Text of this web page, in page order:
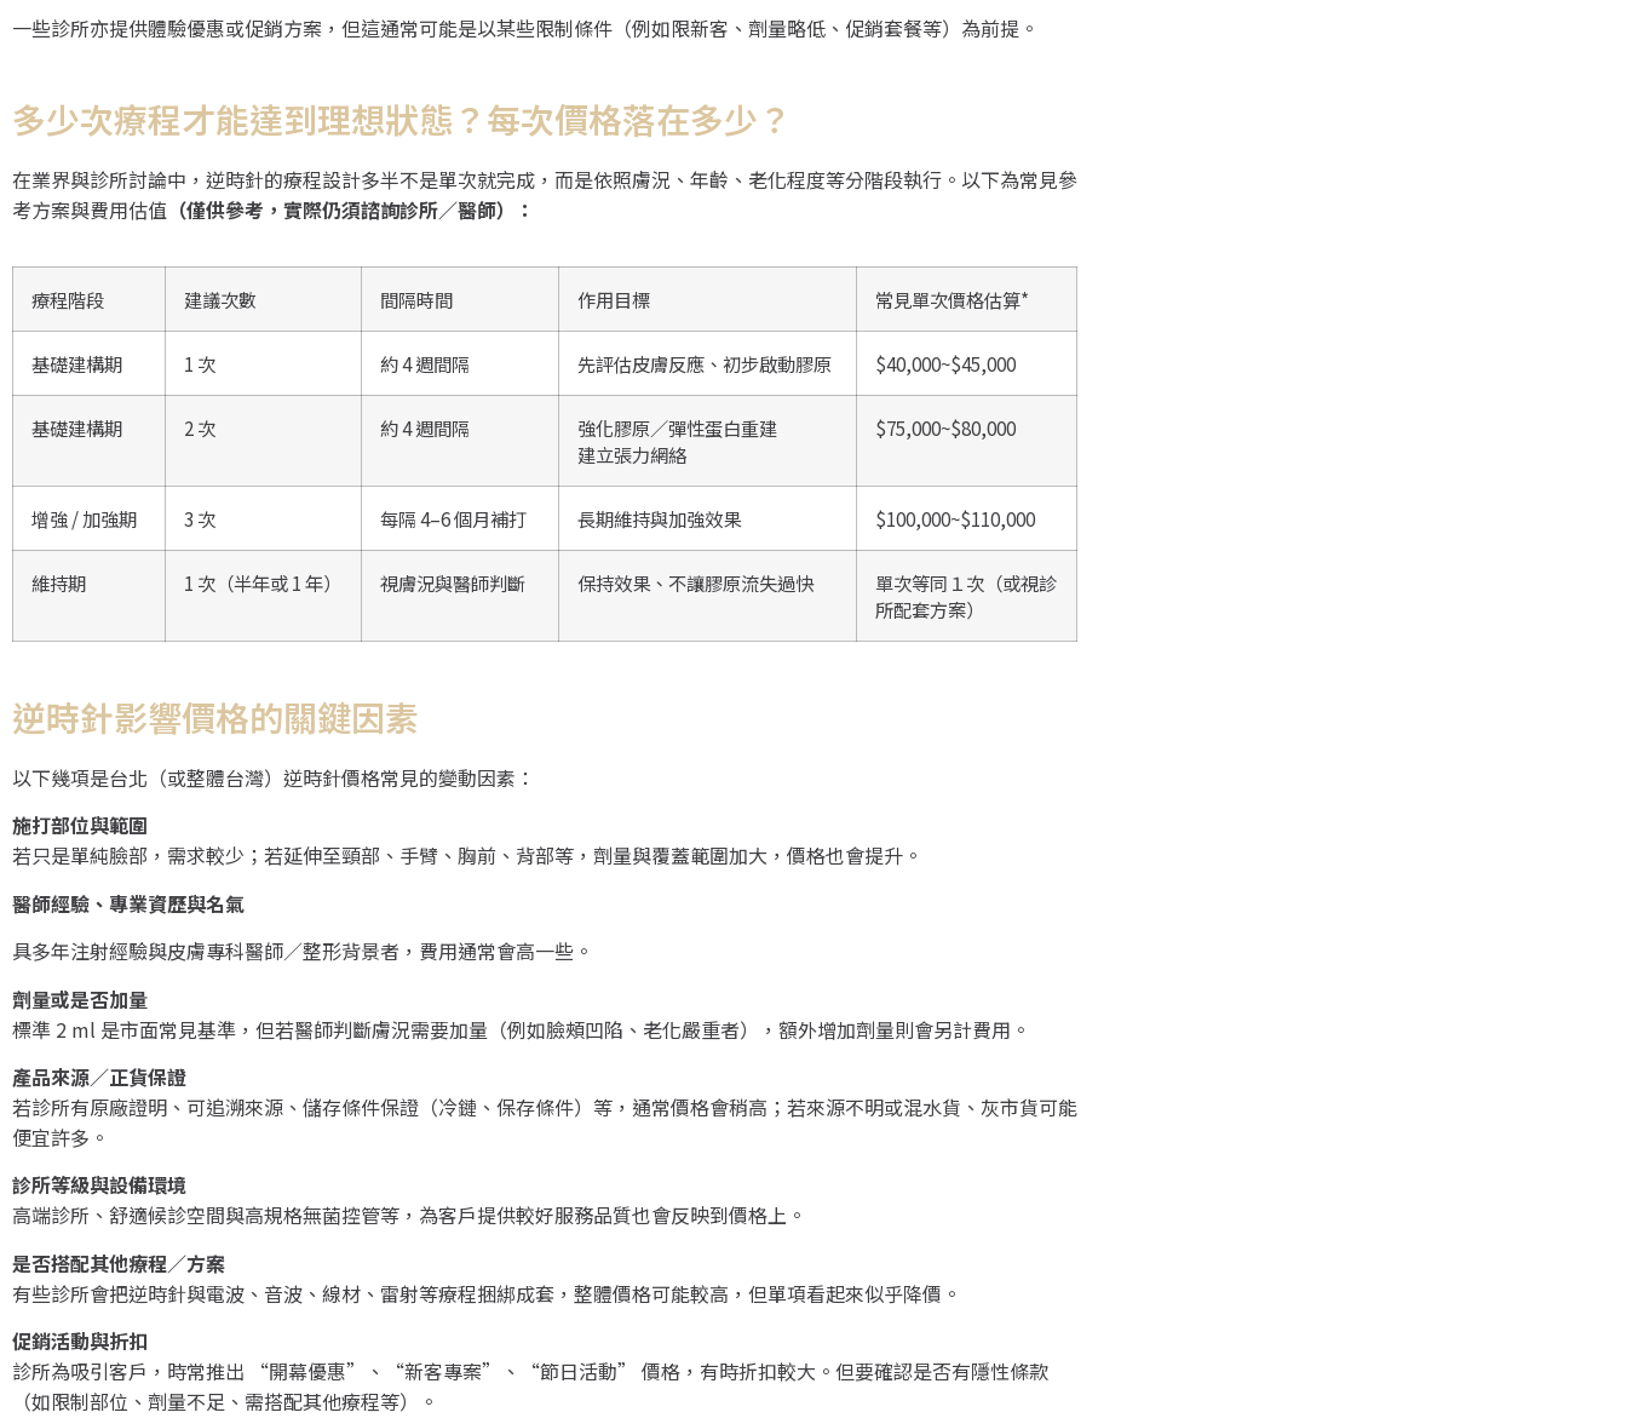
一些診所亦提供體驗優惠或促銷方案，但這通常可能是以某些限制條件（例如限新客、劑量略低、促銷套餐等）為前提。
多少次療程才能達到理想狀態？每次價格落在多少？
在業界與診所討論中，逆時針的療程設計多半不是單次就完成，而是依照膚況、年齡、老化程度等分階段執行。以下為常見參
考方案與費用估值 （僅供參考，實際仍須諮詢診所／醫師）：
療程階段 建議次數 間隔時間 作用目標 常見單次價格估算*
基礎建構期 1 次 約 4 週間隔 先評估皮膚反應、初步啟動膠原 $40,000~$45,000
基礎建構期 2 次 約 4 週間隔
強化膠原／彈性蛋白重建
建立張力網絡
$75,000~$80,000
增強 / 加強期 3 次 每隔 4–6 個月補打 長期維持與加強效果 $100,000~$110,000
維持期 1 次（半年或 1 年） 視膚況與醫師判斷 保持效果、不讓膠原流失過快
單次等同１次（或視診
所配套方案）
逆時針影響價格的關鍵因素
以下幾項是台北（或整體台灣）逆時針價格常見的變動因素：
施打部位與範圍
若只是單純臉部，需求較少；若延伸至頸部、手臂、胸前、背部等，劑量與覆蓋範圍加大，價格也會提升。
醫師經驗、專業資歷與名氣
具多年注射經驗與皮膚專科醫師／整形背景者，費用通常會高一些。
劑量或是否加量
標準 2 ml 是市面常見基準，但若醫師判斷膚況需要加量（例如臉頰凹陷、老化嚴重者），額外增加劑量則會另計費用。
產品來源／正貨保證
若診所有原廠證明、可追溯來源、儲存條件保證（冷鏈、保存條件）等，通常價格會稍高；若來源不明或混水貨、灰市貨可能
便宜許多。
診所等級與設備環境
高端診所、舒適候診空間與高規格無菌控管等，為客戶提供較好服務品質也會反映到價格上。
是否搭配其他療程／方案
有些診所會把逆時針與電波、音波、線材、雷射等療程捆綁成套，整體價格可能較高，但單項看起來似乎降價。
促銷活動與折扣
診所為吸引客戶，時常推出 “開幕優惠”、“新客專案”、“節日活動” 價格，有時折扣較大。但要確認是否有隱性條款
（如限制部位、劑量不足、需搭配其他療程等）。